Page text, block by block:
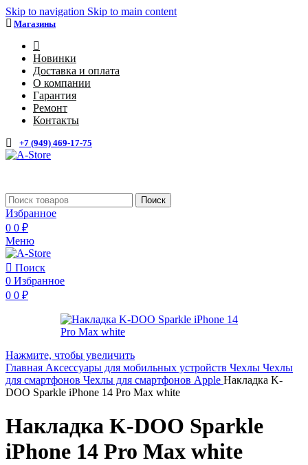
Skip to navigation Skip to main content
Магазины
Новинки
Доставка и оплата
О компании
Гарантия
Ремонт
Контакты
+7 (949) 469-17-75
Поиск
Избранное
0 0 ₽
Меню
Поиск
0 Избранное
0 0 ₽
Нажмите, чтобы увеличить
Главная Аксессуары для мобильных устройств Чехлы Чехлы
для смартфонов Чехлы для смартфонов Apple Накладка K-
DOO Sparkle iPhone 14 Pro Max white
Накладка K-DOO Sparkle
iPhone 14 Pro Max white